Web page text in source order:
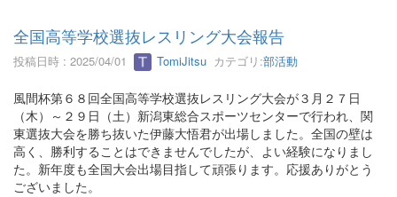
全国高等学校選抜レスリング大会報告
投稿日時 : 2025/04/01 TomiJitsu カテゴリ:部活動
風間杯第６８回全国高等学校選抜レスリング大会が３月２７日
（木）～２９日（土）新潟東総合スポーツセンターで行われ、関
東選抜大会を勝ち抜いた伊藤大悟君が出場しました。全国の壁は
高く、勝利することはできませんでしたが、よい経験になりまし
た。新年度も全国大会出場目指して頑張ります。応援ありがとう
ございました。